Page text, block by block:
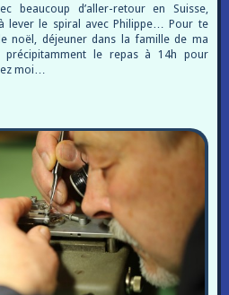
beaucoup d’aller-retour en Suisse,
lever le spiral avec Philippe… Pour te
noël, déjeuner dans la famille de ma
précipitamment le repas à 14h pour
moi…